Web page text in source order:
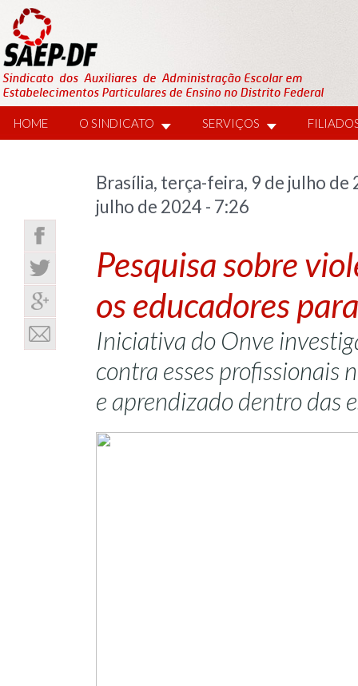
HOME O SINDICATO SERVIÇOS
Brasília, terça-feira, 9 de julho
julho de 2024 - 7:26
Pesquisa sobre
os educadores
Iniciativa do Onve
contra esses profissionais
e aprendizado dentro das